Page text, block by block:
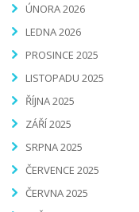
ÚNORA 2026
LEDNA 2026
PROSINCE 2025
LISTOPADU 2025
ŘÍJNA 2025
ZÁŘÍ 2025
SRPNA 2025
ČERVENCE 2025
ČERVNA 2025